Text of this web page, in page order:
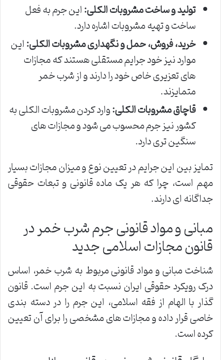
تولید و ساخت مشروبات الکلی:این جرم به فعل
ساخت و تهیه مشروبات اشاره دارد.
خرید، فروش، حمل و نگهداری مشروبات الکلی:این
موارد نیز خود جرایم مستقلی هستند که مجازات
های تعزیری خاص خود را دارند و از شرب خمر
متمایزند.
قاچاق مشروبات الکلی:وارد کردن مشروبات الکلی به
کشور نیز جرم محسوب می شود و مجازات های
سنگین تری دارد.
تمایز بین این جرایم در تعیین نوع و میزان مجازات بسیار
مهم است، چرا که هر یک ماده قانونی و تبعات حقوقی
جداگانه ای دارند.
مبانی و مواد قانونی جرم شرب خمر در
قانون مجازات اسلامی جدید
شناخت مبانی و مواد قانونی مربوط به شرب خمر، اساس
درک رویکرد حقوقی ایران نسبت به این جرم است. قانون
گذار با الهام از فقه اسلامی، این جرم را در دسته بندی
خاصی قرار داده و مجازات های مشخصی را برای آن تعیین
کرده است.